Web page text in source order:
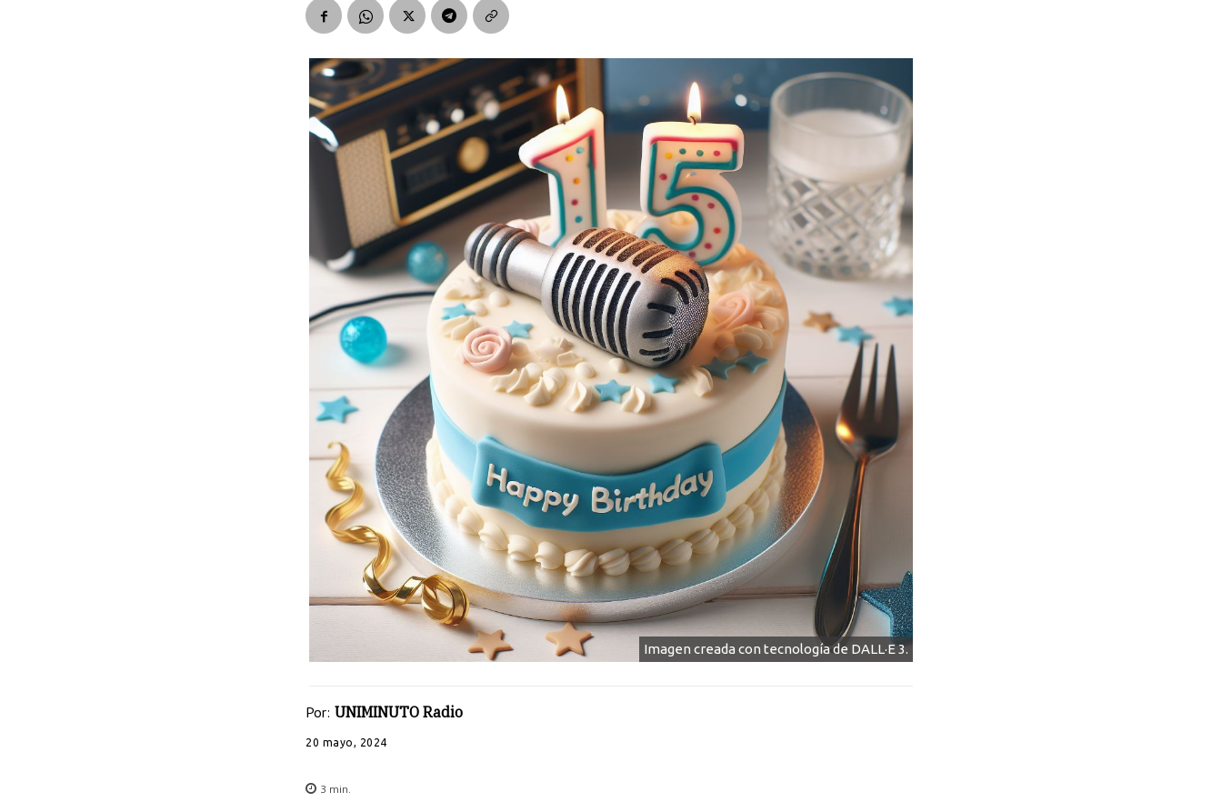
Imagen creada con tecnología de DALL·E 3.
Por: UNIMINUTO Radio
20 mayo, 2024
3 min.